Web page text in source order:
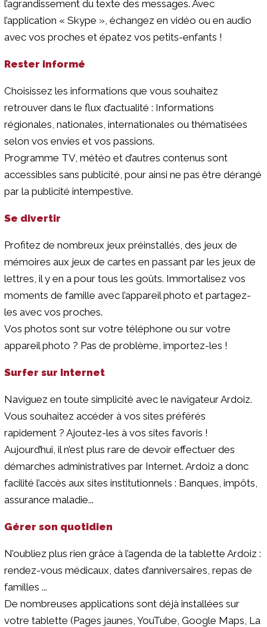
l’agrandissement du texte des messages. Avec
l’application « Skype », échangez en vidéo ou en audio
avec vos proches et épatez vos petits-enfants !
Rester informé
Choisissez les informations que vous souhaitez
retrouver dans le flux d’actualité : Informations
régionales, nationales, internationales ou thématisées
selon vos envies et vos passions.
Programme TV, météo et d’autres contenus sont
accessibles sans publicité, pour ainsi ne pas être dérangé
par la publicité intempestive.
Se divertir
Profitez de nombreux jeux préinstallés, des jeux de
mémoires aux jeux de cartes en passant par les jeux de
lettres, il y en a pour tous les goûts. Immortalisez vos
moments de famille avec l’appareil photo et partagez-
les avec vos proches.
Vos photos sont sur votre téléphone ou sur votre
appareil photo ? Pas de problème, importez-les !
Surfer sur Internet
Naviguez en toute simplicité avec le navigateur Ardoiz.
Vous souhaitez accéder à vos sites préférés
rapidement ? Ajoutez-les à vos sites favoris !
Aujourd’hui, il n’est plus rare de devoir effectuer des
démarches administratives par Internet. Ardoiz a donc
facilité l’accès aux sites institutionnels : Banques, impôts,
assurance maladie...
Gérer son quotidien
N’oubliez plus rien grâce à l’agenda de la tablette Ardoiz :
rendez-vous médicaux, dates d’anniversaires, repas de
familles ...
De nombreuses applications sont déjà installées sur
votre tablette (Pages jaunes, YouTube, Google Maps, La